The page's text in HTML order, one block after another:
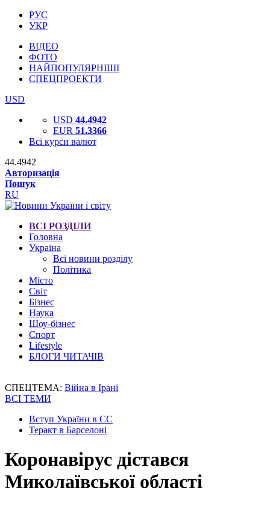
РУС
УКР
ВІДЕО
ФОТО
НАЙПОПУЛЯРНІШІ
СПЕЦПРОЕКТИ
USD
USD 44.4942
EUR 51.3366
Всі курси валют
44.4942
Авторизація
Пошук
RU
ВСІ РОЗДІЛИ
Головна
Україна
Всі новини розділу
Політика
Місто
Світ
Бізнес
Наука
Шоу-бізнес
Спорт
Lifestyle
БЛОГИ ЧИТАЧІВ
СПЕЦТЕМА: Війна в Ірані
ВСІ ТЕМИ
Вступ України в ЄС
Теракт в Барселоні
Коронавірус дістався
Миколаївської області